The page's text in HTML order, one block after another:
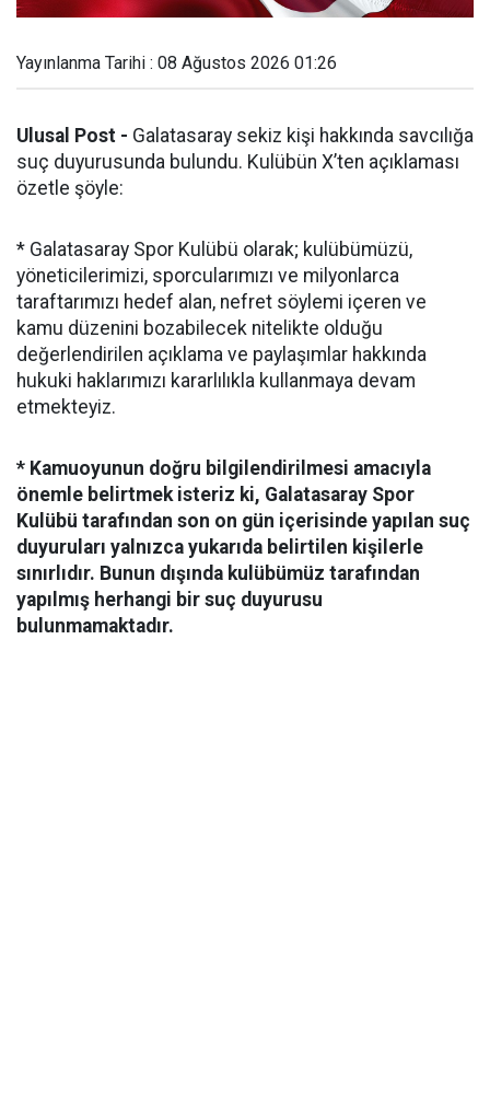
Yayınlanma Tarihi : 08 Ağustos 2026 01:26
Ulusal Post - Galatasaray sekiz kişi hakkında savcılığa
suç duyurusunda bulundu. Kulübün X’ten açıklaması
özetle şöyle:
* Galatasaray Spor Kulübü olarak; kulübümüzü,
yöneticilerimizi, sporcularımızı ve milyonlarca
taraftarımızı hedef alan, nefret söylemi içeren ve
kamu düzenini bozabilecek nitelikte olduğu
değerlendirilen açıklama ve paylaşımlar hakkında
hukuki haklarımızı kararlılıkla kullanmaya devam
etmekteyiz.
* Kamuoyunun doğru bilgilendirilmesi amacıyla
önemle belirtmek isteriz ki, Galatasaray Spor
Kulübü tarafından son on gün içerisinde yapılan suç
duyuruları yalnızca yukarıda belirtilen kişilerle
sınırlıdır. Bunun dışında kulübümüz tarafından
yapılmış herhangi bir suç duyurusu
bulunmamaktadır.